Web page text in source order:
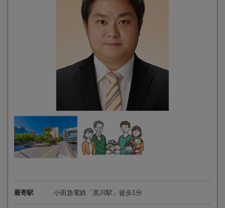
最寄駅 小田急電鉄「黒川駅」徒歩1分